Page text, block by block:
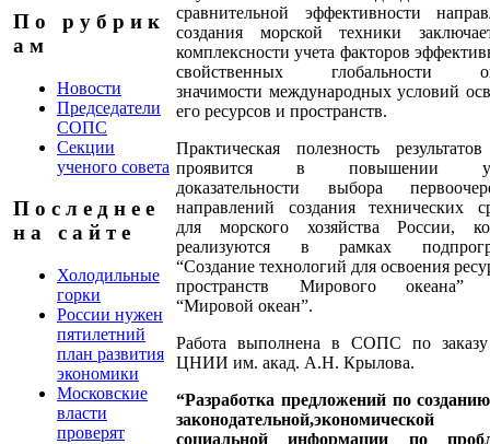
П о р у б р и к
а м
Новости
Председатели
СОПС
Секции
ученого совета
П о с л е д н е е
н а с а й т е
Холодильные
горки
России нужен
пятилетний
план развития
экономики
Московские
власти
проверят
сравнительной эффективности
создания морской техники
комплексности учета факторов
свойственных глобальности
значимости международных условий
его ресурсов и пространств.
Практическая полезность
проявится в повышении
доказательности выбора
направлений создания технических
для морского хозяйства России,
реализуются в рамках
“Создание технологий для освоения
пространств Мирового
“Мировой океан”.
Работа выполнена в СОПС по
ЦНИИ им. акад. А.Н. Крылова.
“Разработка предложений по
социальной информации по